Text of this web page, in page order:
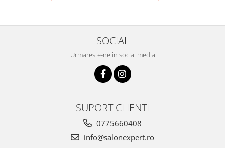
SOCIAL
Urmareste-ne in social media
SUPORT CLIENTI
0775660408
info@salonexpert.ro